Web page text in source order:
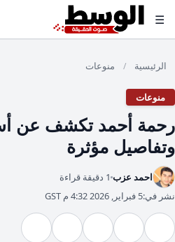
☰
الرئيسية / منوعات
منوعات
رحمة أحمد تكشف عن
وتفاصيل مؤثرة
احمد عزب 1 دقيقة قراءة
نشر في:5 فبراير, 2026 4:32 م GST